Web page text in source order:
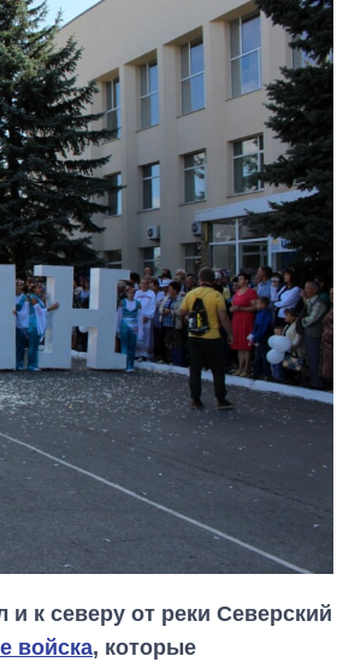
к северу от реки Северский
войска, которые